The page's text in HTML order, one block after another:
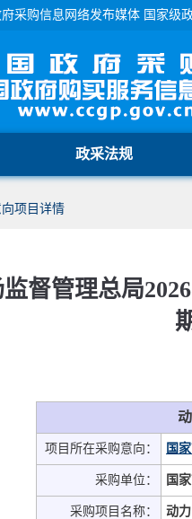
采购信息网络发布媒体 国家级
政采法规
项目详情
监督管理总局
项目所在采购意向： 国
采购单位： 国
采购项目名称： 动